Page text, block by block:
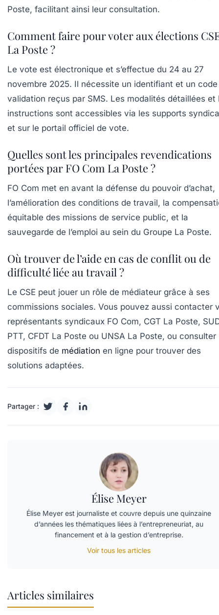
Poste, facilitant ainsi leur consultation.
Comment faire pour voter aux élections
La Poste ?
Le vote est électronique et s’effectue du 24 au 27
novembre 2025. Il nécessite un identifiant et un
validation reçus par SMS. Les modalités détaillées et
instructions sont accessibles via les supports
et sur le portail officiel de vote.
Quelles sont les principales revendications
portées par FO Com La Poste ?
FO Com met en avant la défense du pouvoir d’achat,
l’amélioration des conditions de travail, la
équitable des missions de service public, et la
sauvegarde de l’emploi au sein du Groupe La Poste.
Où trouver de l’aide en cas de conflit ou de
difficulté liée au travail ?
Le CSE peut jouer un rôle de médiateur grâce à ses
commissions sociales. Vous pouvez aussi contacter
représentants syndicaux FO Com, CGT La Poste,
PTT, CFDT La Poste ou UNSA La Poste, ou consulter
dispositifs de médiation en ligne pour trouver des
solutions adaptées.
Partager :
Élise Meyer
Élise Meyer est journaliste et couvre depuis une quinzaine
d’années les thématiques liées à l’entrepreneuriat, au
financement et à la gestion d’entreprise.
Voir tous les articles
Articles similaires